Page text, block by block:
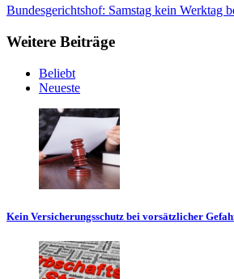
Bundesgerichtshof: Samstag kein Werktag
Weitere Beiträge
Beliebt
Neueste
Kein Versicherungsschutz bei vorsätzlicher